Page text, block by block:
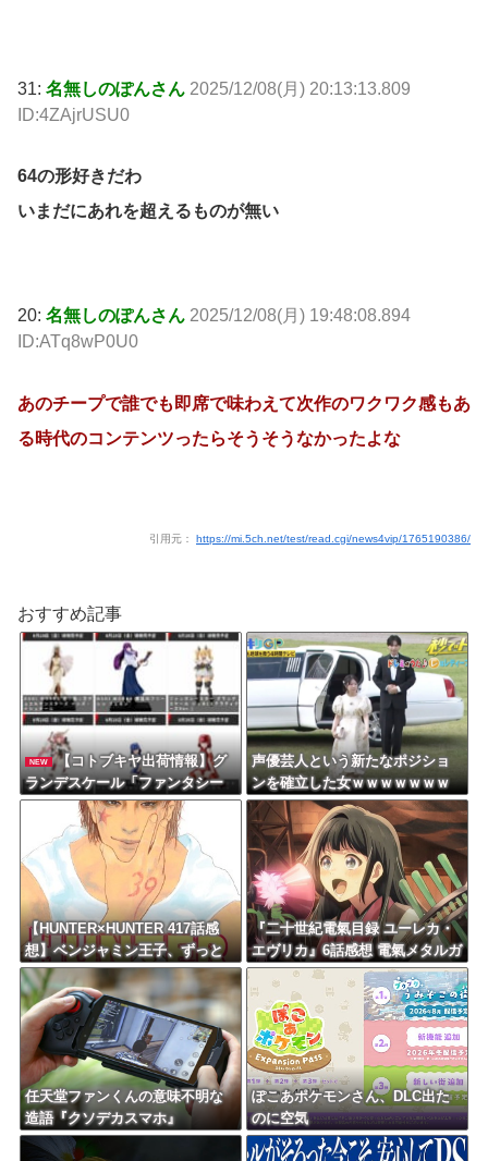
31: 名無しのぽんさん 2025/12/08(月) 20:13:13.809
ID:4ZAjrUSU0
64の形好きだわ
いまだにあれを超えるものが無い
20: 名無しのぽんさん 2025/12/08(月) 19:48:08.894
ID:ATq8wP0U0
あのチープで誰でも即席で味わえて次作のワクワク感もあ
る時代のコンテンツったらそうそうなかったよな
引用元： https://mi.5ch.net/test/read.cgi/news4vip/1765190386/
おすすめ記事
NEW
【コトブキヤ出荷情報】グ
ランデスケール「ファンタシー
スター ジェネ(ステラティアーズ
Ver.)」「フレームアームズ・ガ
ール マガツキ」プラモデルほか
【発売日決定】
声優芸人という新たなポジショ
ンを確立した女ｗｗｗｗｗｗｗ
ｗｗｗｗｗｗｗｗｗｗｗ
【HUNTER×HUNTER 417話感
想】ベンジャミン王子、ずっと
溜めていた宿便を出し切った気
分になるｗｗｗｗ
『二十世紀電氣目録 ユーレカ・
エヴリカ』6話感想 電氣メタルガ
ールズバンド爆誕
任天堂ファンくんの意味不明な
造語『クソデカスマホ』
ぽこあポケモンさん、DLC出た
のに空気